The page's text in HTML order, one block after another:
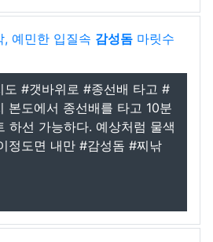
예민한 입질속 감성돔 마릿수
도 #갯바위로 #종선배 타고 #
본도에서 종선배를 타고 10분
하선 가능하다. 예상처럼 물색
정도면 내만 #감성돔 #찌낚